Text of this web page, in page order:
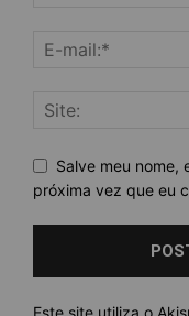
Salve meu nome,
próxima vez que eu